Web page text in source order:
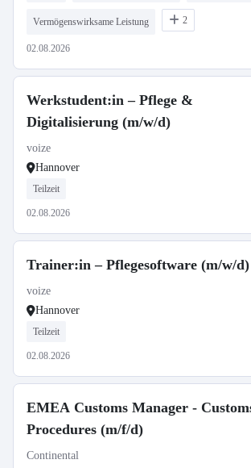
Vermögenswirksame Leistung 2
02.08.2026
Werkstudent:in – Pflege &
Digitalisierung (m/w/d)
voize
Hannover
Teilzeit
02.08.2026
Trainer:in – Pflegesoftware (m/w/d)
voize
Hannover
Teilzeit
02.08.2026
EMEA Customs Manager -
Procedures (m/f/d)
Continental